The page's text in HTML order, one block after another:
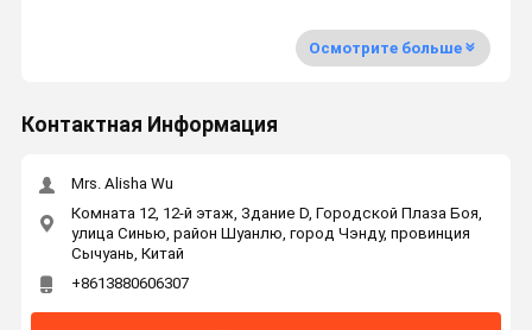
Осмотрите больше
Контактная Информация
Mrs. Alisha Wu
Комната 12, 12-й этаж, Здание D, Городской Плаза Боя,
улица Синью, район Шуанлю, город Чэнду, провинция
Сычуань, Китай
+8613880606307